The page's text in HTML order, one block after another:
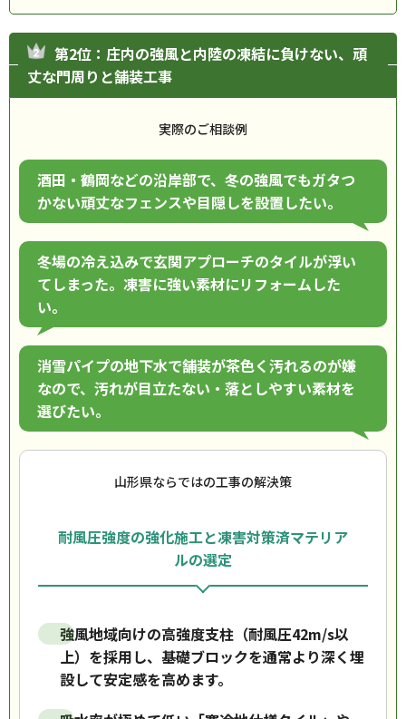
第2位：庄内の強風と内陸の凍結に負けない、頑
丈な門周りと舗装工事
実際のご相談例
酒田・鶴岡などの沿岸部で、冬の強風でもガタつ
かない頑丈なフェンスや目隠しを設置したい。
冬場の冷え込みで玄関アプローチのタイルが浮い
てしまった。凍害に強い素材にリフォームした
い。
消雪パイプの地下水で舗装が茶色く汚れるのが嫌
なので、汚れが目立たない・落としやすい素材を
選びたい。
山形県ならではの工事の解決策
耐風圧強度の強化施工と凍害対策済マテリア
ルの選定
強風地域向けの高強度支柱（耐風圧42m/s以
上）を採用し、基礎ブロックを通常より深く埋
設して安定感を高めます。